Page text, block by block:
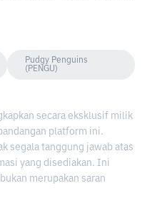
Pudgy Penguins
(PENGU)
secara eksklusif milik
platform ini.
segala tanggung jawab atas
yang disediakan. Ini
merupakan saran